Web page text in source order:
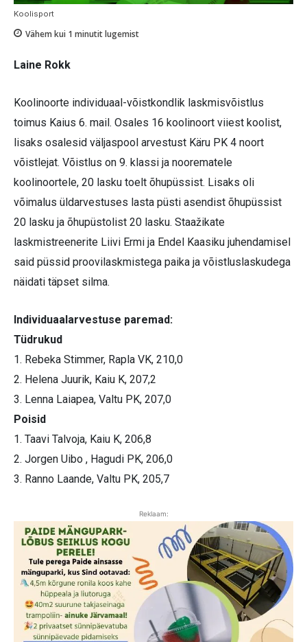
Koolisport
Vähem kui 1 minutit lugemist
Laine Rokk
Koolinoorte individuaal-võistkondlik laskmisvõistlus
toimus Kaius 6. mail. Osales 16 koolinoort viiest koolist,
lisaks osalesid väljaspool arvestust Käru PK 4 noort
võistlejat. Võistlus on 9. klassi ja noorematele
koolinoortele, 20 lasku toelt õhupüssist. Lisaks oli
võimalus üldarvestuses lasta püsti asendist õhupüssist
20 lasku ja õhupüstolist 20 lasku. Staažikate
laskmistreenerite Liivi Ermi ja Endel Kaasiku juhendamisel
said püssid proovilaskmistega paika ja võistluslaskudega
näidati täpset silma.
Individuaalarvestuse paremad:
Tüdrukud
1. Rebeka Stimmer, Rapla VK, 210,0
2. Helena Juurik, Kaiu K, 207,2
3. Lenna Laiapea, Valtu PK, 207,0
Poisid
1. Taavi Talvoja, Kaiu K, 206,8
2. Jorgen Uibo , Hagudi PK, 206,0
3. Ranno Laande, Valtu PK, 205,7
Reklaam: